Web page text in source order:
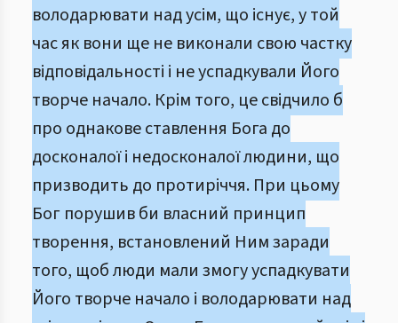
володарювати над усім, що існує, у той
час як вони ще не виконали свою частку
відповідальності і не успадкували Його
творче начало. Крім того, це свідчило б
про однакове ставлення Бога до
досконалої і недосконалої людини, що
призводить до протиріччя. При цьому
Бог порушив би власний принцип
творення, встановлений Ним заради
того, щоб люди мали змогу успадкувати
Його творче начало і володарювати над